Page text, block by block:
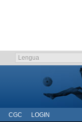
CGC LOGIN